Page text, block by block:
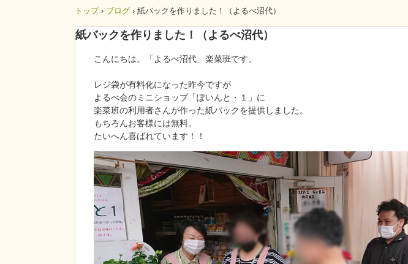
トップ › ブログ › 紙バックを作りました！（よるべ沼代）
紙バックを作りました！（よるべ沼代）
こんにちは。「よるべ沼代」楽菜班です。
レジ袋が有料化になった昨今ですが
よるべ会のミニショップ「ぽいんと・１」に
楽菜班の利用者さんが作った紙バックを提供しました。
もちろんお客様には無料。
たいへん喜ばれています！！